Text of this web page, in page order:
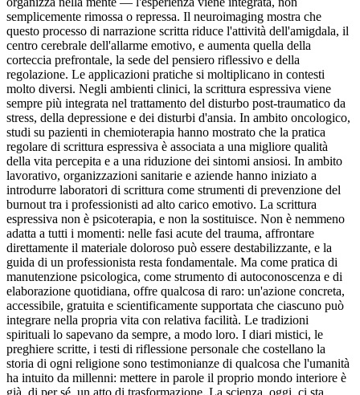
semplicemente rimossa o repressa. Il neuroimaging mostra che
questo processo di narrazione scritta riduce l'attività dell'amigdala, il
centro cerebrale dell'allarme emotivo, e aumenta quella della
corteccia prefrontale, la sede del pensiero riflessivo e della
regolazione. Le applicazioni pratiche si moltiplicano in contesti
molto diversi. Negli ambienti clinici, la scrittura espressiva viene
sempre più integrata nel trattamento del disturbo post-traumatico da
stress, della depressione e dei disturbi d'ansia. In ambito oncologico,
studi su pazienti in chemioterapia hanno mostrato che la pratica
regolare di scrittura espressiva è associata a una migliore qualità
della vita percepita e a una riduzione dei sintomi ansiosi. In ambito
lavorativo, organizzazioni sanitarie e aziende hanno iniziato a
introdurre laboratori di scrittura come strumenti di prevenzione del
burnout tra i professionisti ad alto carico emotivo. La scrittura
espressiva non è psicoterapia, e non la sostituisce. Non è nemmeno
adatta a tutti i momenti: nelle fasi acute del trauma, affrontare
direttamente il materiale doloroso può essere destabilizzante, e la
guida di un professionista resta fondamentale. Ma come pratica di
manutenzione psicologica, come strumento di autoconoscenza e di
elaborazione quotidiana, offre qualcosa di raro: un'azione concreta,
accessibile, gratuita e scientificamente supportata che ciascuno può
integrare nella propria vita con relativa facilità. Le tradizioni
spirituali lo sapevano da sempre, a modo loro. I diari mistici, le
preghiere scritte, i testi di riflessione personale che costellano la
storia di ogni religione sono testimonianze di qualcosa che l'umanità
ha intuito da millenni: mettere in parole il proprio mondo interiore è
già, di per sé, un atto di trasformazione. La scienza, oggi, ci sta